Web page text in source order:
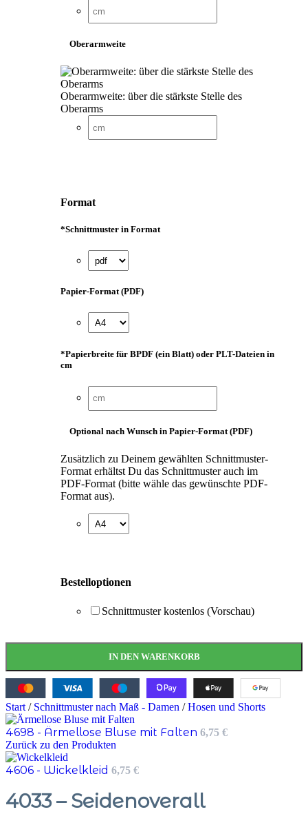
Oberarmweite
Oberarmweite: über die stärkste Stelle des
Oberarms
Format
*Schnittmuster in Format
Papier-Format (PDF)
*Papierbreite für BPDF (ein Blatt) oder PLT-Dateien in
cm
Optional nach Wunsch in Papier-Format (PDF)
Zusätzlich zu Deinem gewählten Schnittmuster-
Format erhältst Du das Schnittmuster auch im
PDF-Format (bitte wähle das gewünschte PDF-
Format aus).
Bestelloptionen
Schnittmuster kostenlos (Vorschau)
IN DEN WARENKORB
Start / Schnittmuster nach Maß - Damen / Hosen und Shorts
4698 - Ärmellose Bluse mit Falten 6,75 €
Zurück zu den Produkten
4606 - Wickelkleid 6,75 €
4033 – Seidenoverall